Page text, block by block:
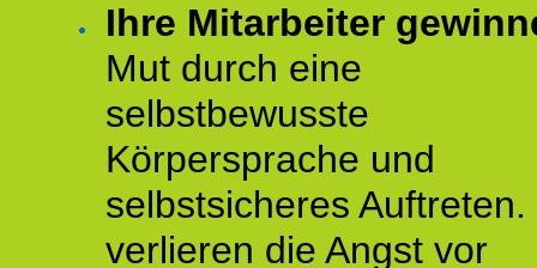
Ihre Mitarbeiter
Mut durch eine
selbstbewusste
Körpersprache und
selbstsicheres Auftreten.
verlieren die Angst vor